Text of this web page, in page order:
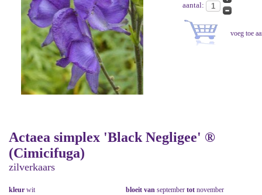
aantal:
Actaea simplex 'Black Negligee' ®
(Cimicifuga)
zilverkaars
kleur wit bloeit van september tot november